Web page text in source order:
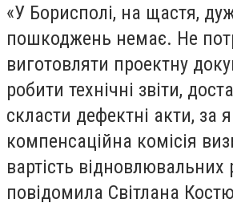
«У Борисполі, на щастя,
пошкоджень немає. Не
виготовляти проектну
робити технічні звіти,
скласти дефектні акти, за
компенсаційна комісія
вартість відновлювальних
повідомила Світлана